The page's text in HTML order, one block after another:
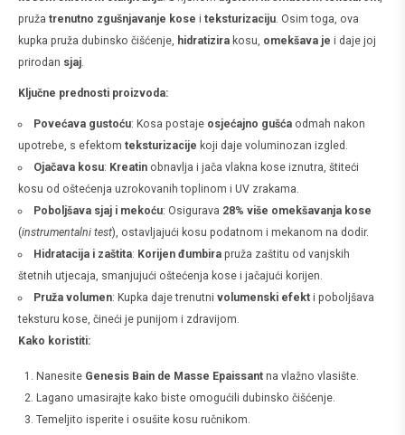
pruža trenutno zgušnjavanje kose i teksturizaciju. Osim toga, ova
kupka pruža dubinsko čišćenje, hidratizira kosu, omekšava je i daje joj
prirodan sjaj.
Ključne prednosti proizvoda:
Povećava gustoću: Kosa postaje osjećajno gušća odmah nakon
upotrebe, s efektom teksturizacije koji daje voluminozan izgled.
Ojačava kosu: Kreatin obnavlja i jača vlakna kose iznutra, štiteći
kosu od oštećenja uzrokovanih toplinom i UV zrakama.
Poboljšava sjaj i mekoću: Osigurava 28% više omekšavanja kose
(instrumentalni test), ostavljajući kosu podatnom i mekanom na dodir.
Hidratacija i zaštita: Korijen đumbira pruža zaštitu od vanjskih
štetnih utjecaja, smanjujući oštećenja kose i jačajući korijen.
Pruža volumen: Kupka daje trenutnivolumenski efekt i poboljšava
teksturu kose, čineći je punijom i zdravijom.
Kako koristiti:
Nanesite Genesis Bain de Masse Epaissant na vlažno vlasište.
Lagano umasirajte kako biste omogućili dubinsko čišćenje.
Temeljito isperite i osušite kosu ručnikom.